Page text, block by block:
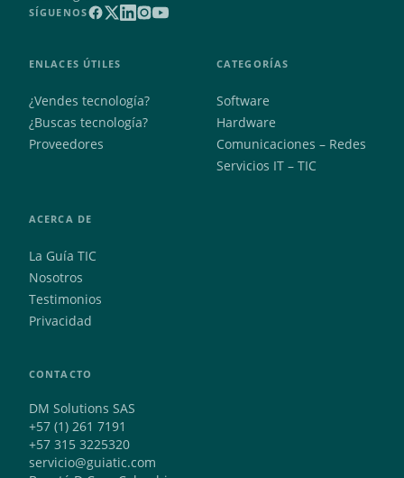
SÍGUENOS
ENLACES ÚTILES
¿Vendes tecnología?
¿Buscas tecnología?
Proveedores
CATEGORÍAS
Software
Hardware
Comunicaciones – Redes
Servicios IT – TIC
ACERCA DE
La Guía TIC
Nosotros
Testimonios
Privacidad
CONTACTO
DM Solutions SAS
+57 (1) 261 7191
+57 315 3225320
servicio@guiatic.com